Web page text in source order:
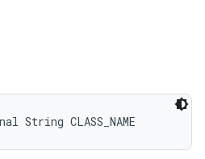
CLASS_NAME